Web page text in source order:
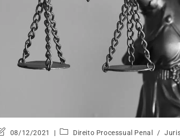
08/12/2021 Direito Processual Penal /